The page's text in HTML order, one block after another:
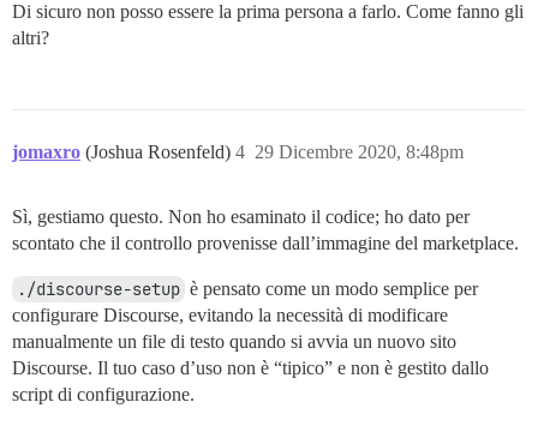
Di sicuro non posso essere la prima persona a farlo. Come fanno gli
altri?
jomaxro (Joshua Rosenfeld) 29 Dicembre 2020, 8:48pm
4
Sì, gestiamo questo. Non ho esaminato il codice; ho dato per
scontato che il controllo provenisse dall’immagine del marketplace.
./discourse-setup è pensato come un modo semplice per
configurare Discourse, evitando la necessità di modificare
manualmente un file di testo quando si avvia un nuovo sito
Discourse. Il tuo caso d’uso non è “tipico” e non è gestito dallo
script di configurazione.